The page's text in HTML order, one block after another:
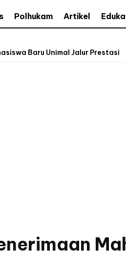
Polhukam Artikel
Baru Unimal Jalur Prestasi